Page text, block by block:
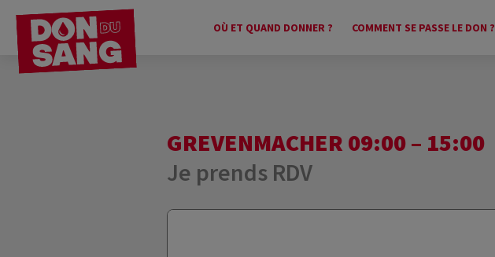
OÙ ET QUAND DONNER ? COMMENT SE PASSE LE DON ?
GREVENMACHER 09:00 – 15:00
Je prends RDV